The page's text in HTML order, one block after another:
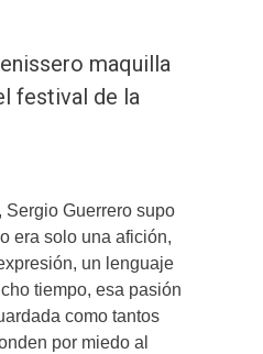
maquilla
festival de la
Sergio Guerrero supo
era solo una afición,
un lenguaje
tiempo, esa pasión
como tantos
por miedo al